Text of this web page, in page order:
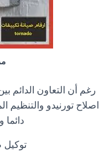
رغم أن التعاون الدائم
اصلاح تورنيدو
توكيل